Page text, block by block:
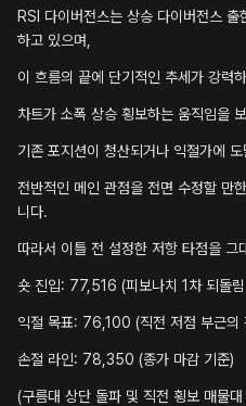
RSI 다이버전스는 상승 다이버전스
하고 있으며,
이 흐름의 끝에 단기적인 추세가 강력
차트가 소폭 상승 횡보하는 움직임을
기존 포지션이 청산되거나 익절가에 도
전반적인 메인 관점을 전면 수정할 만
니다.
따라서 이틀 전 설정한 저항 타점을 그
숏 진입: 77,516 (피보나치 1차 되돌
익절 목표: 76,100 (직전 저점 부근의
손절 라인: 78,350 (종가 마감 기준)
(구름대 상단 돌파 및 직전 횡보 매물